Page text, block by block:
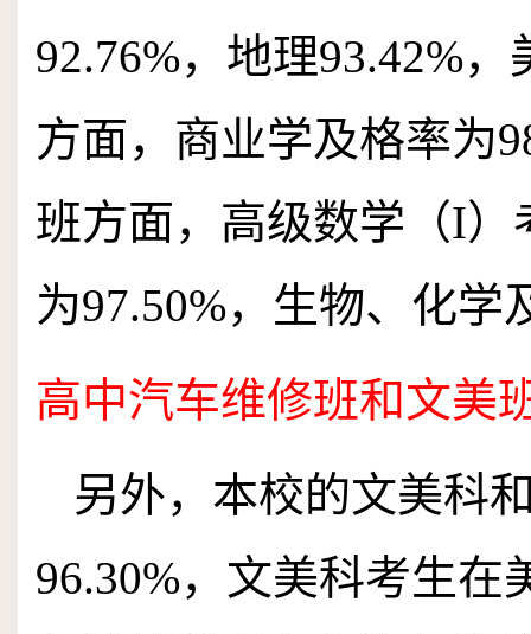
92.76%，地理93.42%，
方面，商业学及格率为
班方面，高级数学 （I）
为97.50%，生物、化学
高中汽车维修班和文美
另外，本校的文美科
96.30%，文美科考生在